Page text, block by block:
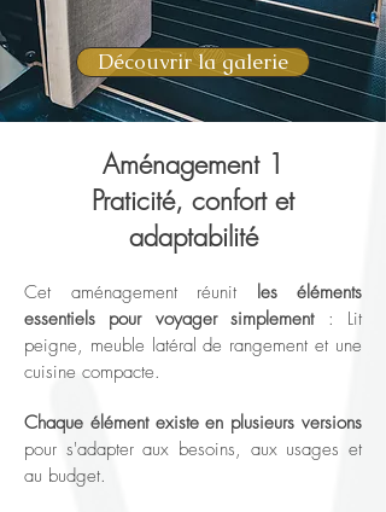
Découvrir la galerie
Aménagement 1
Praticité, confort et
adaptabilité
Cet aménagement réunit les éléments
essentiels pour voyager simplement: Lit
peigne, meuble latéral de rangement et une
cuisine compacte.
Chaque élément existe en plusieurs versions
pour s'adapter aux besoins, aux usages et
au budget.